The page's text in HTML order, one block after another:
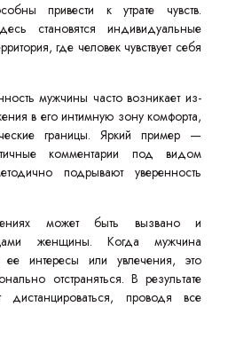
привести к утрате чувств.
становятся индивидуальные
где человек чувствует себя
мужчины часто возникает из-
в его интимную зону комфорта,
границы. Яркий пример —
комментарии под видом
подрывают уверенность
может быть вызвано и
женщины. Когда мужчина
ее интересы или увлечения, это
отстраняться. В результате
проводя все